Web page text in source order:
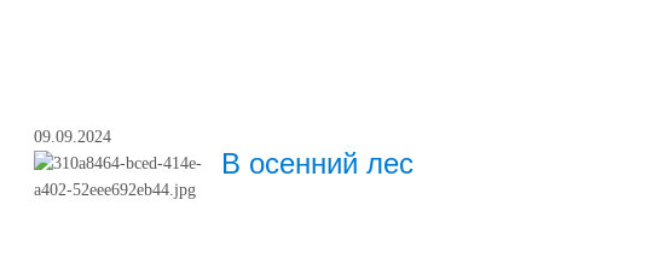
09.09.2024
В осенний лес